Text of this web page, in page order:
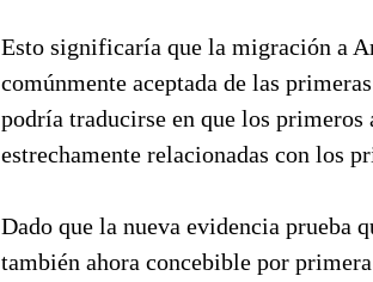
Esto significaría que la migración a
comúnmente aceptada de las
podría traducirse en que los primeros
estrechamente relacionadas con los
Dado que la nueva evidencia prueba
también ahora concebible por